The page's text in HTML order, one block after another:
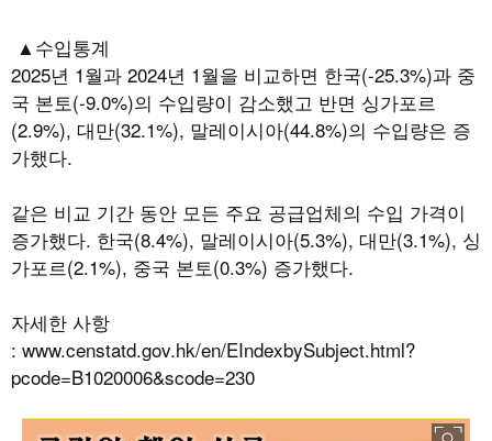
▲수입통계
2025년 1월과 2024년 1월을 비교하면 한국(-25.3%)과 중
국 본토(-9.0%)의 수입량이 감소했고 반면 싱가포르
(2.9%), 대만(32.1%), 말레이시아(44.8%)의 수입량은 증
가했다.
같은 비교 기간 동안 모든 주요 공급업체의 수입 가격이
증가했다. 한국(8.4%), 말레이시아(5.3%), 대만(3.1%), 싱
가포르(2.1%), 중국 본토(0.3%) 증가했다.
자세한 사항
: www.censtatd.gov.hk/en/EIndexbySubject.html?
pcode=B1020006&scode=230